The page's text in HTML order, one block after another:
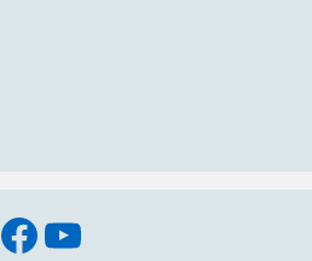
Facebook
YouTube